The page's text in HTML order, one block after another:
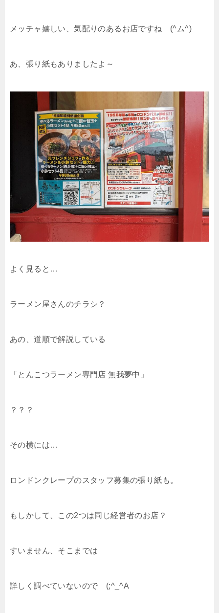
メッチャ嬉しい、気配りのあるお店ですね (^ム^)
あ、張り紙もありましたよ～
よく見ると…
ラーメン屋さんのチラシ？
あの、道順で解説している
「とんこつラーメン専門店 無我夢中」
？？？
その横には…
ロンドンクレープのスタッフ募集の張り紙も。
もしかして、この2つは同じ経営者のお店？
すいません、そこまでは
詳しく調べていないので (;^_^A